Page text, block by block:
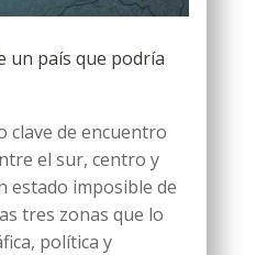
un país que podría
clave de encuentro
el sur, centro y
estado imposible de
tres zonas que lo
política y